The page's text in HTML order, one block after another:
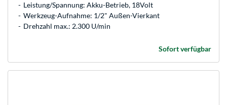
Leistung/Spannung: Akku-Betrieb, 18Volt
Werkzeug-Aufnahme: 1/2" Außen-Vierkant
Drehzahl max.: 2.300 U/min
Sofort verfügbar